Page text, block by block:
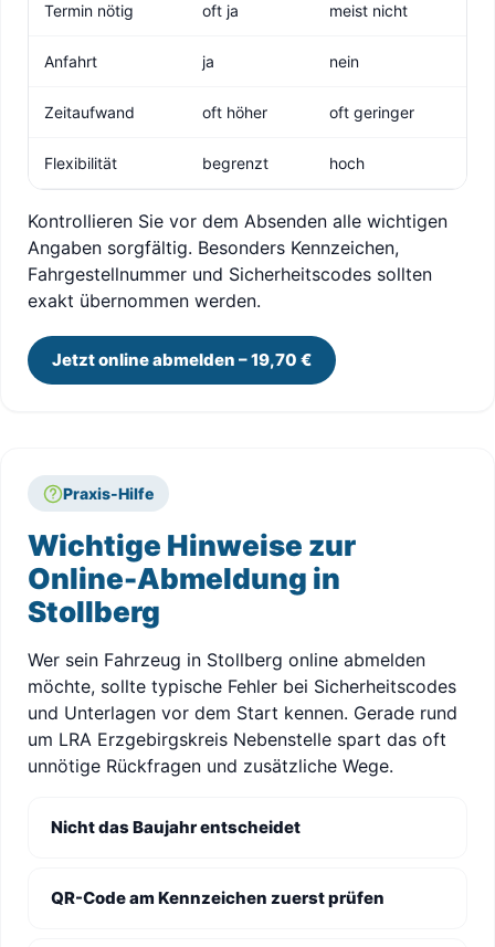
Termin nötig oft ja meist nicht
Anfahrt ja nein
Zeitaufwand oft höher oft geringer
Flexibilität begrenzt hoch
Kontrollieren Sie vor dem Absenden alle wichtigen
Angaben sorgfältig. Besonders Kennzeichen,
Fahrgestellnummer und Sicherheitscodes sollten
exakt übernommen werden.
Jetzt online abmelden – 19,70 €
Praxis-Hilfe
Wichtige Hinweise zur
Online-Abmeldung in
Stollberg
Wer sein Fahrzeug in Stollberg online abmelden
möchte, sollte typische Fehler bei Sicherheitscodes
und Unterlagen vor dem Start kennen. Gerade rund
um LRA Erzgebirgskreis Nebenstelle spart das oft
unnötige Rückfragen und zusätzliche Wege.
Nicht das Baujahr entscheidet
QR-Code am Kennzeichen zuerst prüfen